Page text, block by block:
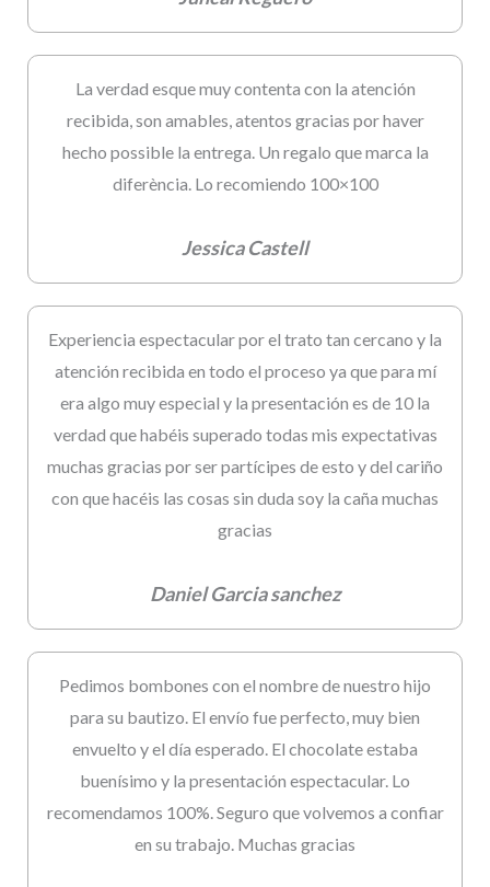
La verdad esque muy contenta con la atención
recibida, son amables, atentos gracias por haver
hecho possible la entrega. Un regalo que marca la
diferència. Lo recomiendo 100×100
Jessica Castell
Experiencia espectacular por el trato tan cercano y la
atención recibida en todo el proceso ya que para mí
era algo muy especial y la presentación es de 10 la
verdad que habéis superado todas mis expectativas
muchas gracias por ser partícipes de esto y del cariño
con que hacéis las cosas sin duda soy la caña muchas
gracias
Daniel Garcia sanchez
Pedimos bombones con el nombre de nuestro hijo
para su bautizo. El envío fue perfecto, muy bien
envuelto y el día esperado. El chocolate estaba
buenísimo y la presentación espectacular. Lo
recomendamos 100%. Seguro que volvemos a confiar
en su trabajo. Muchas gracias